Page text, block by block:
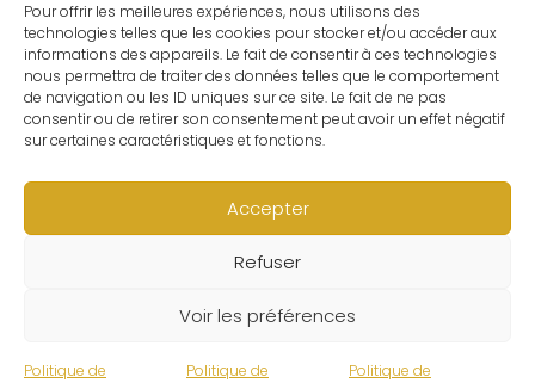
Pour offrir les meilleures expériences, nous utilisons des
technologies telles que les cookies pour stocker et/ou accéder aux
informations des appareils. Le fait de consentir à ces technologies
nous permettra de traiter des données telles que le comportement
de navigation ou les ID uniques sur ce site. Le fait de ne pas
consentir ou de retirer son consentement peut avoir un effet négatif
sur certaines caractéristiques et fonctions.
Accepter
Refuser
Voir les préférences
Politique de Politique de Politique de
Contact
C.G.V
Suivre ma commande
CONTACT
Un problème ? Une question ? Le Refuge du Sorcier™ est
à votre disposition 7j/7 et 24h/24.
Notre règle d’or ? Un client 100% satisfait.
© Le Refuge du Sorcier™